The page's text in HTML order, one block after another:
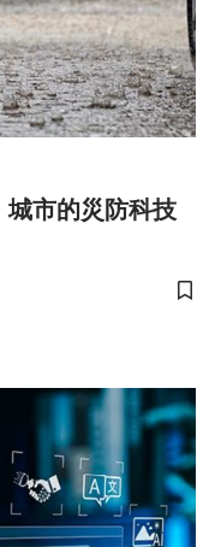
城市的災防科技
儲